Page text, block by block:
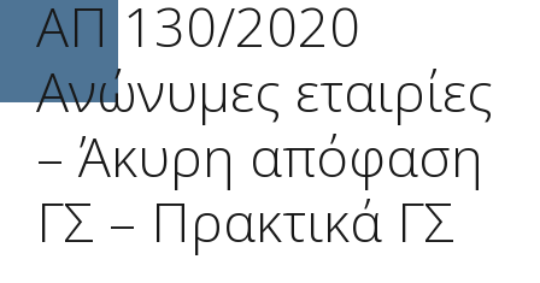
ΑΠ 130/2020
Aνώνυμες εταιρίες
– Άκυρη απόφαση
ΓΣ – Πρακτικά ΓΣ